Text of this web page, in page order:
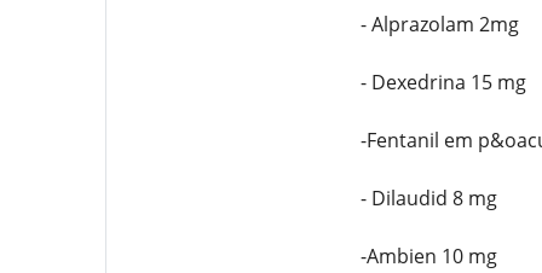
- Alprazolam 2mg
- Dexedrina 15 mg
-Fentanil em
- Dilaudid 8 mg
-Ambien 10 mg